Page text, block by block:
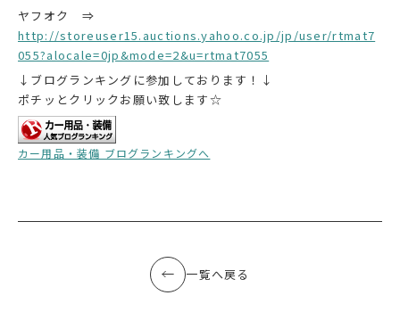
ヤフオク ⇒
http://storeuser15.auctions.yahoo.co.jp/jp/user/rtmat7
055?alocale=0jp&mode=2&u=rtmat7055
↓ブログランキングに参加しております！↓
ポチッとクリックお願い致します☆
カー用品・装備 ブログランキングへ
一覧へ戻る